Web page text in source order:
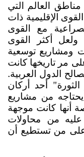
العالم التي
الإقليمية ذات
مع القوى
ولعل أكثر القوى
ومشاريع توسعية
مر تاريخها كانت
الدول العربية.
أحد أركان
بعد عام 1979م، وما يحتاجه من مشاريع
أنها كانت موجهة
عليه من محاولات
على من تستطيع أن